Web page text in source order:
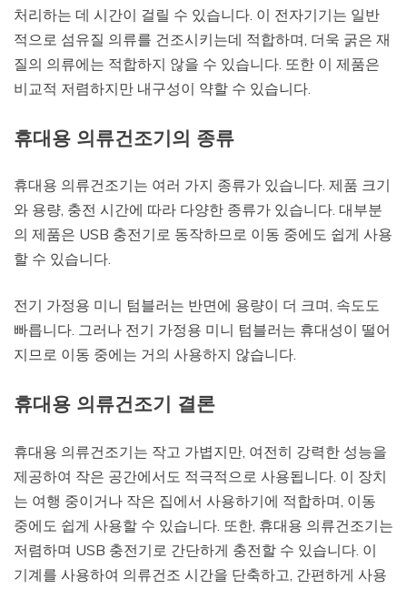
처리하는 데 시간이 걸릴 수 있습니다. 이 전자기기는 일반
적으로 섬유질 의류를 건조시키는데 적합하며, 더욱 굵은 재
질의 의류에는 적합하지 않을 수 있습니다. 또한 이 제품은
비교적 저렴하지만 내구성이 약할 수 있습니다.
휴대용 의류건조기의 종류
휴대용 의류건조기는 여러 가지 종류가 있습니다. 제품 크기
와 용량, 충전 시간에 따라 다양한 종류가 있습니다. 대부분
의 제품은 USB 충전기로 동작하므로 이동 중에도 쉽게 사용
할 수 있습니다.
전기 가정용 미니 텀블러는 반면에 용량이 더 크며, 속도도
빠릅니다. 그러나 전기 가정용 미니 텀블러는 휴대성이 떨어
지므로 이동 중에는 거의 사용하지 않습니다.
휴대용 의류건조기 결론
휴대용 의류건조기는 작고 가볍지만, 여전히 강력한 성능을
제공하여 작은 공간에서도 적극적으로 사용됩니다. 이 장치
는 여행 중이거나 작은 집에서 사용하기에 적합하며, 이동
중에도 쉽게 사용할 수 있습니다. 또한, 휴대용 의류건조기는
저렴하며 USB 충전기로 간단하게 충전할 수 있습니다. 이
기계를 사용하여 의류건조 시간을 단축하고, 간편하게 사용